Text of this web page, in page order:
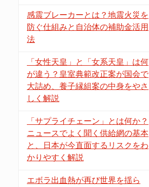
感震ブレーカーとは？地震火災を
防ぐ仕組みと自治体の補助金活用
法
「女性天皇」と「女系天皇」は何
が違う？皇室典範改正案が国会で
大詰め、養子縁組案の中身をやさ
しく解説
「サプライチェーン」とは何か？
ニュースでよく聞く供給網の基本
と、日本が今直面するリスクをわ
かりやすく解説
エボラ出血熱が再び世界を揺ら